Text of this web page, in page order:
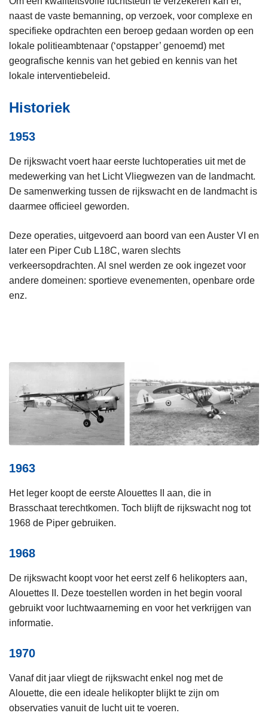
naast de vaste bemanning, op verzoek, voor complexe en
specifieke opdrachten een beroep gedaan worden op een
lokale politieambtenaar (‘opstapper’ genoemd) met
geografische kennis van het gebied en kennis van het
lokale interventiebeleid.
Historiek
1953
De rijkswacht voert haar eerste luchtoperaties uit met de
medewerking van het Licht Vliegwezen van de landmacht.
De samenwerking tussen de rijkswacht en de landmacht is
daarmee officieel geworden.
Deze operaties, uitgevoerd aan boord van een Auster VI en
later een Piper Cub L18C, waren slechts
verkeersopdrachten. Al snel werden ze ook ingezet voor
andere domeinen: sportieve evenementen, openbare orde
enz.
1963
Het leger koopt de eerste Alouettes II aan, die in
Brasschaat terechtkomen. Toch blijft de rijkswacht nog tot
1968 de Piper gebruiken.
1968
De rijkswacht koopt voor het eerst zelf 6 helikopters aan,
Alouettes II. Deze toestellen worden in het begin vooral
gebruikt voor luchtwaarneming en voor het verkrijgen van
informatie.
1970
Vanaf dit jaar vliegt de rijkswacht enkel nog met de
Alouette, die een ideale helikopter blijkt te zijn om
observaties vanuit de lucht uit te voeren.